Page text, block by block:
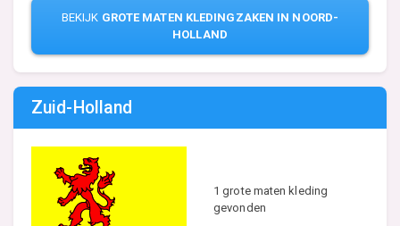
BEKIJK GROTE MATEN KLEDINGZAKEN IN NOORD-
HOLLAND
Zuid-Holland
1 grote maten kleding
gevonden